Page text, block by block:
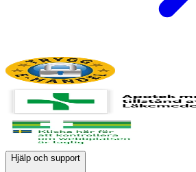
Hjälp och support